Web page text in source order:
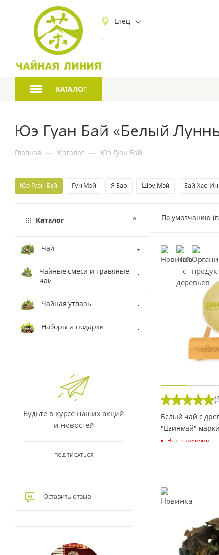
Елец
КАТАЛОГ
Юэ Гуан Бай «Белый
Главная — Каталог — Юэ Гуан Бай
Юэ Гуан Бай Гун Мэй Я Бао Шоу Мэй Бай Хао
По умолчанию
Белый чай с
"Цзинмай"
Нет в наличии
Каталог
Чай
Чайные смеси и травяные
чаи
Чайная утварь
Наборы и подарки
Будьте в курсе наших акций
и новостей
ПОДПИСАТЬСЯ
Оставить отзыв